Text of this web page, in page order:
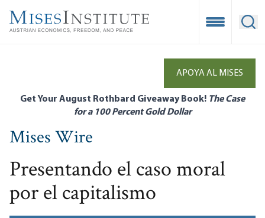
main
Open
APOYA AL MISES
Get Your August Rothbard Giveaway Book! The Case
for a 100 Percent Gold Dollar
Mises Wire
Presentando el caso moral
por el capitalismo